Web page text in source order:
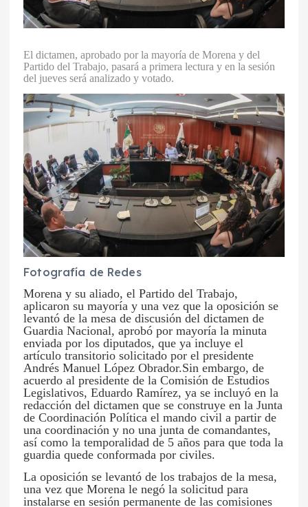
El dictamen, aprobado por la mayoría de Morena y del
Partido del Trabajo, pasará a primera lectura y en la sesión
del jueves será analizado y votado.
Fotografía de Redes
Morena y su aliado, el Partido del Trabajo,
aplicaron su mayoría y una vez que la oposición se
levantó de la mesa de discusión del dictamen de
Guardia Nacional, aprobó por mayoría la minuta
enviada por los diputados, que ya incluye el
artículo transitorio solicitado por el presidente
Andrés Manuel López Obrador.Sin embargo, de
acuerdo al presidente de la Comisión de Estudios
Legislativos, Eduardo Ramírez, ya se incluyó en la
redacción del dictamen que se construye en la Junta
de Coordinación Política el mando civil a partir de
una coordinación y no una junta de comandantes,
así como la temporalidad de 5 años para que toda la
guardia quede conformada por civiles.
La oposición se levantó de los trabajos de la mesa,
una vez que Morena le negó la solicitud para
instalarse en sesión permanente de las comisiones